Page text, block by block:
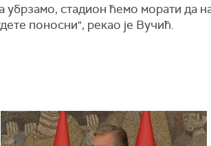
стадион ћемо морати да
поносни", рекао је Вучић.